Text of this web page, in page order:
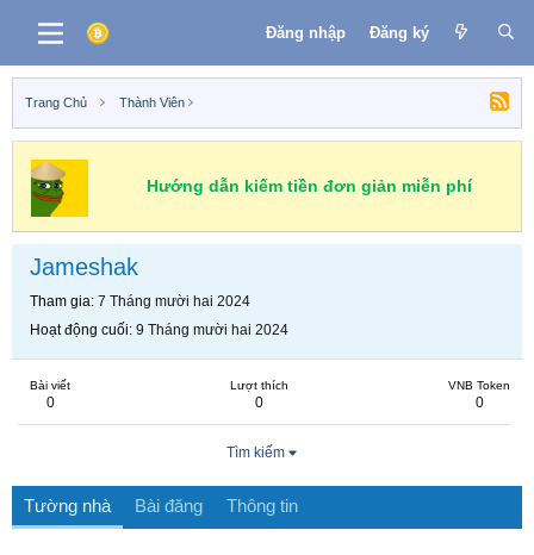
Đăng nhập Đăng ký
Trang Chủ Thành Viên
Hướng dẫn kiếm tiền đơn giản miễn phí
Jameshak
Tham gia 7 Tháng mười hai 2024
Hoạt động cuối 9 Tháng mười hai 2024
Bài viết
0
Lượt thích
0
VNB Token
0
Tìm kiếm
Tường nhà Bài đăng Thông tin